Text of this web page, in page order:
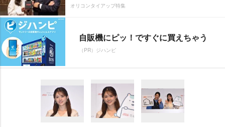
オリコンタイアップ特集
自販機にピッ！ですぐに買えちゃう
（PR）ジハンピ